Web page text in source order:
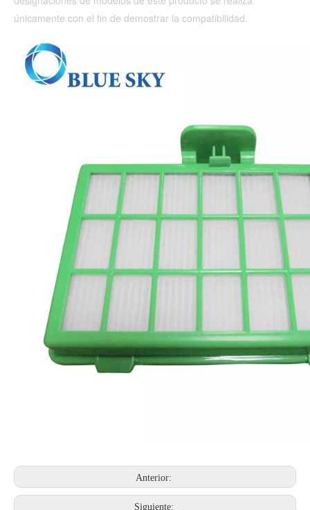
únicamente con el fin de demostrar la compatibilidad.
Anterior:
Siguiente: